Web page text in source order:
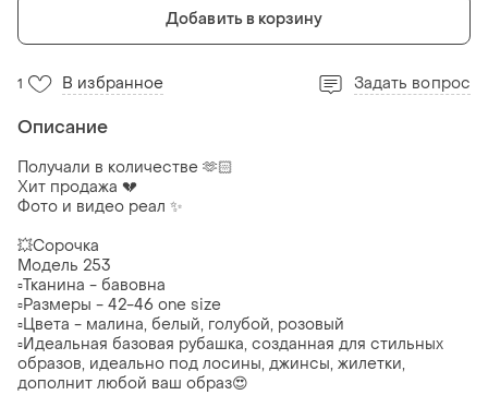
Добавить в корзину
1 В избранное Задать вопрос
Описание
Получали в количестве 🫶🏻
Хит продажа 💔
Фото и видео реал ✨
💥Сорочка
Модель 253
▫Тканина - бавовна
▫Размеры - 42-46 one size
▫Цвета - малина, белый, голубой, розовый
▫️Идеальная базовая рубашка, созданная для стильных
образов, идеально под лосины, джинсы, жилетки,
дополнит любой ваш образ😍